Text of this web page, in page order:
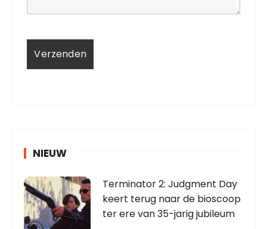
NIEUW
Terminator 2: Judgment Day
keert terug naar de bioscoop
ter ere van 35-jarig jubileum